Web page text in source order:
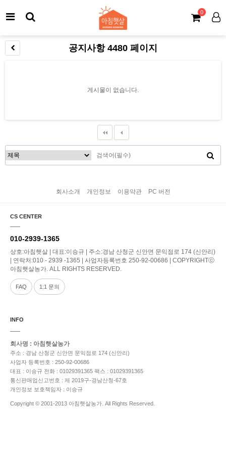
0
공지사항 4480 페이지
게시물이 없습니다.
회사소개 개인정보 이용약관 PC 버전
CS CENTER
010-2939-1365
상호:아침햇살 | 대표:이승규 | 주소:경남 산청군 신안면 문익점로 174 (신안리)
| 연락처:010 - 2939 -1365 | 사업자등록번호 250-92-00686 | COPYRIGHTⓒ
아침햇살농가. ALL RIGHTS RESERVED.
FAQ 1:1 문의
INFO
회사명 : 아침햇살농가
주소 : 경남 산청군 신안면 문익점로 174 (신안리)
사업자 등록번호 : 250-92-00686
대표 : 이승규 전화 : 01029391365 팩스 : 01029391365
통신판매업신고번호 : 제 2019구-경남산청-67호
개인정보 보호책임자 : 이승규
Copyright © 2001-2013 아침햇살농가. All Rights Reserved.